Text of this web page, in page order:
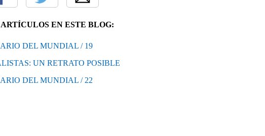
ARTÍCULOS EN ESTE BLOG:
DEL MUNDIAL / 19
UN RETRATO POSIBLE
DEL MUNDIAL / 22